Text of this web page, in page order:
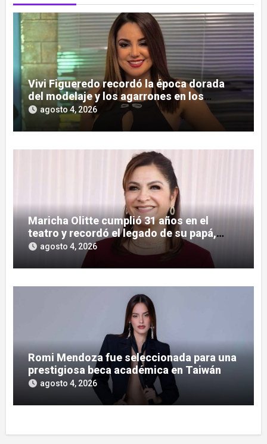
Vivi Figueredo recordó la época dorada
del modelaje y los agarrones en los
boliches
agosto 4, 2026
Maricha Olitte cumplió 31 años en el
teatro y recordó el legado de su papá,
José Olitte
agosto 4, 2026
Romi Mendoza fue seleccionada para una
prestigiosa beca académica en Taiwán
agosto 4, 2026